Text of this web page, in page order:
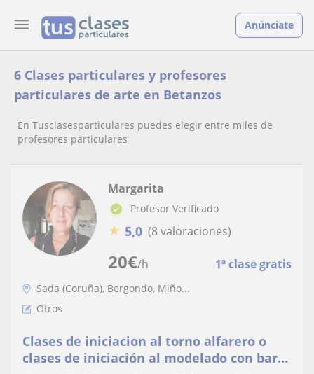
Anúnciate
6 Clases particulares y profesores
particulares de arte en Betanzos
En Tusclasesparticulares puedes elegir entre miles de
profesores particulares
20€/h 1ª clase gratis
Margarita
Profesor Verificado
★ 5,0 (8 valoraciones)
Sada (Coruña), Bergondo, Miño...
Otros
Clases de iniciacion al torno alfarero o
clases de iniciación al modelado con barro